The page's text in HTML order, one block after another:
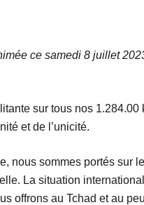
ce samedi 8 juillet
sur tous nos 1.284.00
et de l’unicité.
nous sommes portés sur
La situation
offrons au Tchad et au